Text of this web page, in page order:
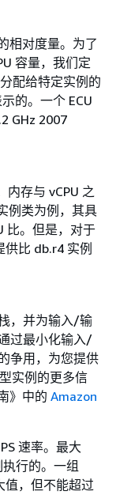
相对度量。为了
容量，我们定
配给特定实例的
的。一个 ECU
GHz 2007
内存与 vCPU 之
例类为例，其具
比。但是，对于
供比 db.r4 实例
，并为输入/输
过最小化输入/
争用，为您提供
实例的更多信
》 中的 Amazon
速率。最大
行的。一组
值，但不能超过